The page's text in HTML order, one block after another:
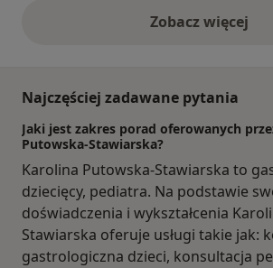
Zobacz więcej
opinie
Najczęściej zadawane pytania
Jaki jest zakres porad oferowanych
Putowska-Stawiarska?
Karolina Putowska-Stawiarska to
dziecięcy, pediatra. Na podstawie
doświadczenia i wykształcenia
Stawiarska oferuje usługi takie jak:
gastrologiczna dzieci, konsultacja